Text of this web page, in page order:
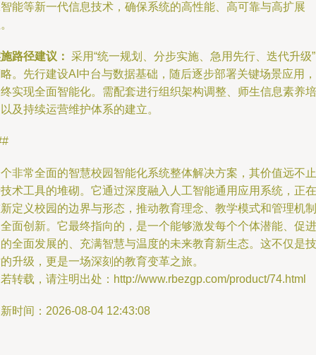
能等新一代信息技术，确保系统的高性能、高可靠与高扩展
路径建议： 采用“统一规划、分步实施、急用先行、迭代升级
。先行建设AI中台与数据基础，随后逐步部署关键场景应用，
实现全面智能化。需配套进行组织架构调整、师生信息素养培
及持续运营维护体系的建立。
非常全面的智慧校园智能化系统整体解决方案，其价值远不止
术工具的堆砌。它通过深度融入人工智能通用应用系统，正在
定义校园的边界与形态，推动教育理念、教学模式和管理机制
面创新。它最终指向的，是一个能够激发每个个体潜能、促进
全面发展的、充满智慧与温度的未来教育新生态。这不仅是技
升级，更是一场深刻的教育变革之旅。
转载，请注明出处：http://www.rbezgp.com/product/74.html
时间：2026-08-04 12:43:08